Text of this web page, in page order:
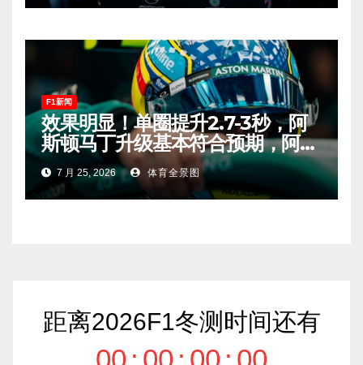
F1新闻
效果明显！单圈提升2.7-3秒，阿
斯顿马丁升级基本符合预期，阿隆
索有望在匈牙利进入Q2！
7 月 25, 2026 体育全景图
距离2026F1冬测时间还有